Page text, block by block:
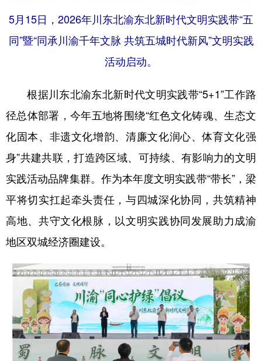
5月15日，2026年川东北渝东北新时代文明实践带“五
同”暨“同承川渝千年文脉 共筑五城时代新风”文明实践
活动启动。
根据川东北渝东北新时代文明实践带“5+1”工作路
径总体部署，今年五地将围绕“红色文化铸魂、生态文
化固本、非遗文化增韵、清廉文化润心、体育文化强
身”共建共联，打造跨区域、可持续、有影响力的文明
实践活动品牌集群。作为本年度文明实践带“带长”，梁
平将切实扛起牵头责任，与四城深化协同，共筑精神
高地、共守文化根脉，以文明实践协同发展助力成渝
地区双城经济圈建设。